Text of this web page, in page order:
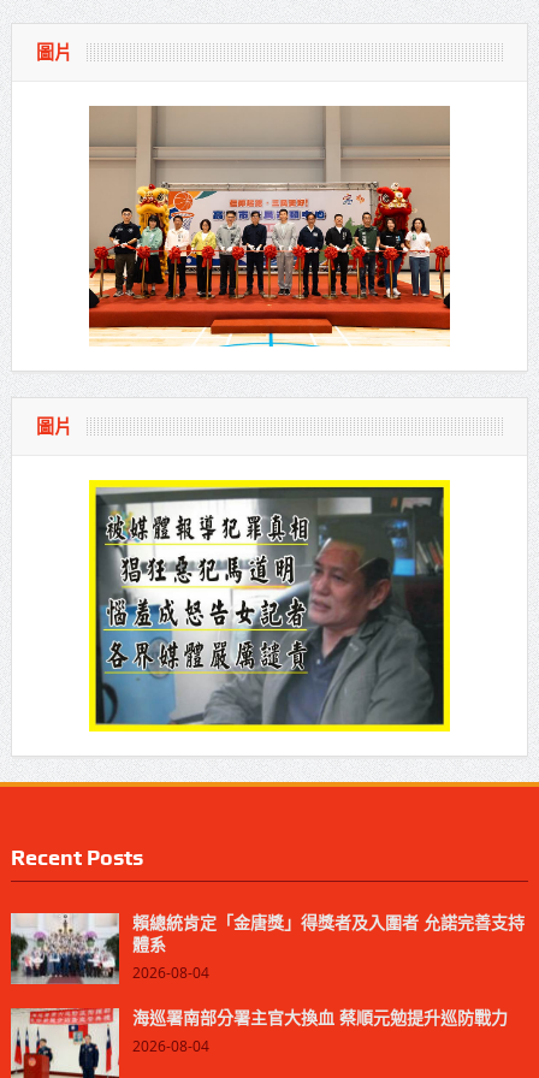
圖片
圖片
Recent Posts
賴總統肯定「金唐獎」得獎者及入圍者 允諾完善支持
體系
2026-08-04
海巡署南部分署主官大換血 蔡順元勉提升巡防戰力
2026-08-04